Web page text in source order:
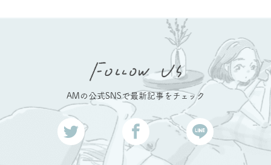
AMの公式SNSで最新記事をチェック